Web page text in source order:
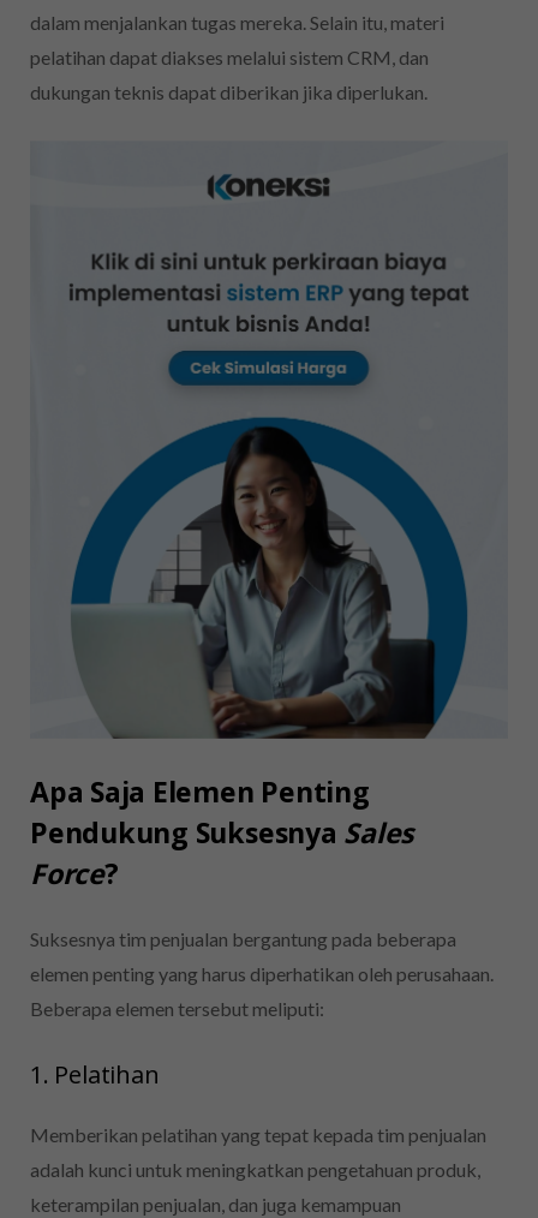
dalam menjalankan tugas mereka. Selain itu, materi
pelatihan dapat diakses melalui sistem CRM, dan
dukungan teknis dapat diberikan jika diperlukan.
Apa Saja Elemen Penting
Pendukung Suksesnya Sales
Force?
Suksesnya tim penjualan bergantung pada beberapa
elemen penting yang harus diperhatikan oleh perusahaan.
Beberapa elemen tersebut meliputi:
1. Pelatihan
Memberikan pelatihan yang tepat kepada tim penjualan
adalah kunci untuk meningkatkan pengetahuan produk,
keterampilan penjualan, dan juga kemampuan